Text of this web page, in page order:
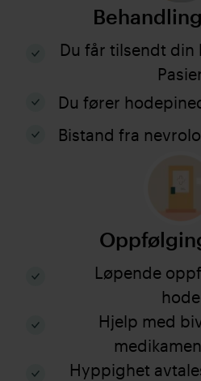
Du får tilsendt
Du fører
Bistand fra
Løpende
Hjelp med
Hyppighet